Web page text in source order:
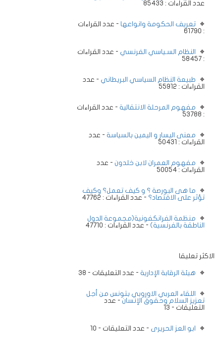
عدد القراءات : 85433
تعريف الحكومة وانواعها - عدد القراءات
: 61790
النظام السـياسي الفرنسي - عدد القراءات
: 58457
طبيعة النظام السياسي البريطاني - عدد
القراءات : 55912
مفهوم المرحلة الانتقالية - عدد القراءات
: 53788
معنى اليسار و اليمين بالسياسة - عدد
القراءات : 50431
مفهوم العمران لابن خلدون - عدد
القراءات : 50054
ما هى البورصة ؟ و كيف تعمل؟ وكيف
تؤثر على الاقتصاد؟ - عدد القراءات : 47762
منظمة الفرانكفونية(مجموعة الدول
الناطقة بالفرنسية) - عدد القراءات : 47710
الاكثر تعليقا
هيئة الرقابة الإدارية - عدد التعليقات - 38
اللقاء العربي الاوروبي بتونس من أجل
تعزيز السلام وحقوق الإنسان - عدد
التعليقات - 13
ابو العز الحريرى - عدد التعليقات - 10